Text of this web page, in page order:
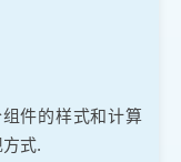
件的样式和计算
式.